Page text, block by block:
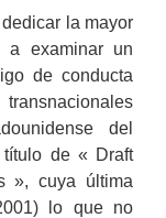
la mayor
a examinar un
de conducta
del
de « Draft
», cuya última
lo que no